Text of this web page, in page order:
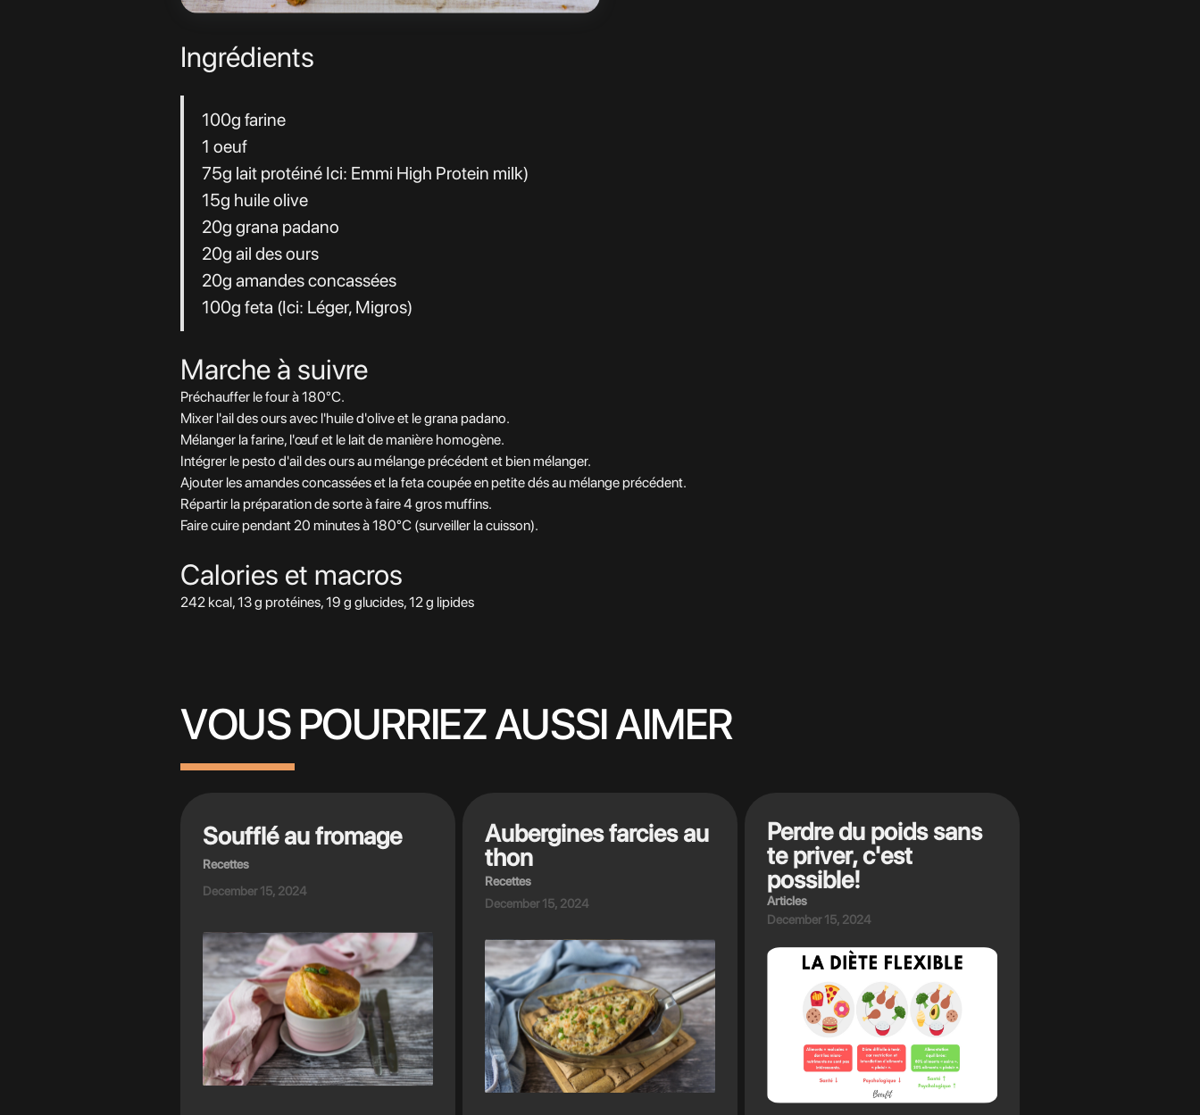
Ingrédients
100g farine
1 oeuf
75g lait protéiné Ici: Emmi High Protein milk)
15g huile olive
20g grana padano
20g ail des ours
20g amandes concassées
100g feta (Ici: Léger, Migros)
Marche à suivre
Préchauffer le four à 180°C.
Mixer l'ail des ours avec l'huile d'olive et le grana padano.
Mélanger la farine, l'œuf et le lait de manière homogène.
Intégrer le pesto d'ail des ours au mélange précédent et bien mélanger.
Ajouter les amandes concassées et la feta coupée en petite dés au mélange précédent.
Répartir la préparation de sorte à faire 4 gros muffins.
Faire cuire pendant 20 minutes à 180°C (surveiller la cuisson).
Calories et macros
242 kcal, 13 g protéines, 19 g glucides, 12 g lipides
VOUS POURRIEZ AUSSI AIMER
Soufflé au fromage
Recettes
December 15, 2024
Aubergines farcies au
thon
Recettes
December 15, 2024
Perdre du poids sans
te priver, c'est
possible!
Articles
December 15, 2024